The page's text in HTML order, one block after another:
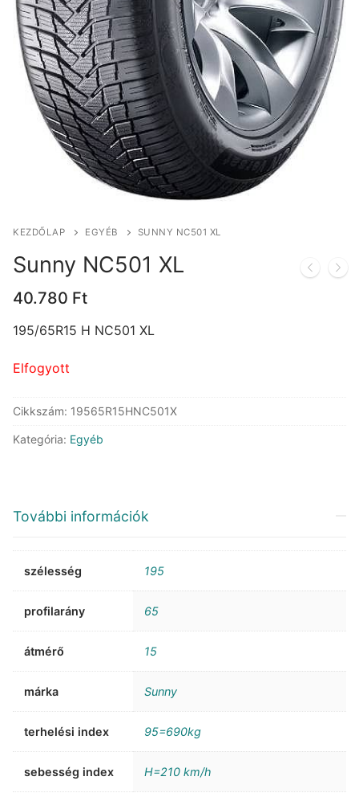
KEZDŐLAP EGYÉB SUNNY NC501 XL
Sunny NC501 XL
40.780 Ft
195/65R15 H NC501 XL
Elfogyott
Cikkszám: 19565R15HNC501X
Kategória: Egyéb
További információk
szélesség 195
profilarány 65
átmérő 15
márka Sunny
terhelési index 95=690kg
sebesség index H=210 km/h